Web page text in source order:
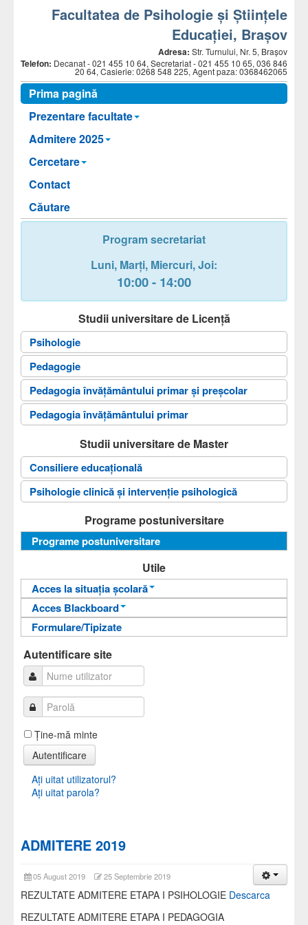
Facultatea de Psihologie și Științele
Educației, Brașov
Adresa: Str. Turnului, Nr. 5, Brașov
Telefon: Decanat -021 455 10 64, Secretariat - 021 455 10 65, 036 846
20 64, Casierie: 0268 548 225, Agent paza: 0368462065
Prima pagină
Prezentare facultate
Admitere 2025
Cercetare
Contact
Căutare
Program secretariat
Luni, Marți, Miercuri, Joi:
10:00 - 14:00
Studii universitare de Licență
Psihologie
Pedagogie
Pedagogia învăţământului primar și preșcolar
Pedagogia învăţământului primar
Studii universitare de Master
Consiliere educațională
Psihologie clinică și intervenție psihologică
Programe postuniversitare
Programe postuniversitare
Utile
Acces la situația școlară
Informații pentru acces
Autentificare
Acces Blackboard
Informații pentru acces
Autentificare
Formulare/Tipizate
Autentificare site
Ţine-mă minte
Autentificare
Aţi uitat utilizatorul?
Aţi uitat parola?
ADMITERE 2019
05 August 2019 25 Septembrie 2019
REZULTATE ADMITERE ETAPA I PSIHOLOGIE Descarca
REZULTATE ADMITERE ETAPA I PEDAGOGIA